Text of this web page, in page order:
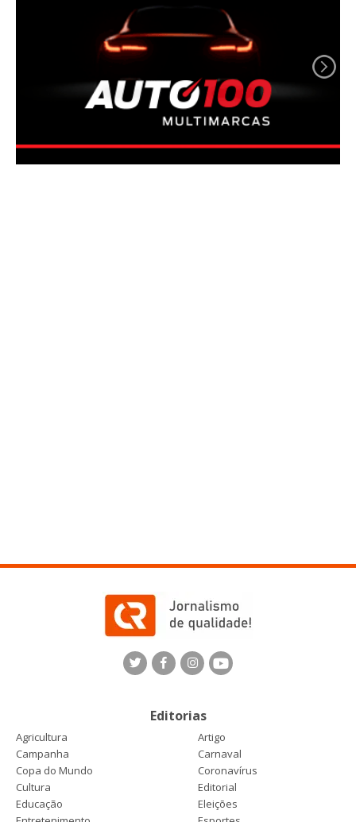
Editorias
Agricultura
Artigo
Campanha
Carnaval
Copa do Mundo
Coronavírus
Cultura
Editorial
Educação
Eleições